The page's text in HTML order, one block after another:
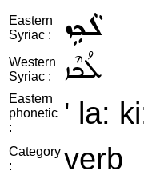
Eastern
Syriac :
ܠܵܟܹܙ
Western
Syriac :
ܠܳܟܶܙ
Eastern
phonetic
:
' la:
Category
:
verb